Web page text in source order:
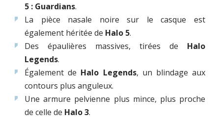
5 : Guardians.
La pièce nasale noire sur le casque est
également héritée de Halo 5.
Des épaulières massives, tirées de Halo
Legends.
Également de Halo Legends, un blindage aux
contours plus anguleux.
Une armure pelvienne plus mince, plus proche
de celle de Halo 3.